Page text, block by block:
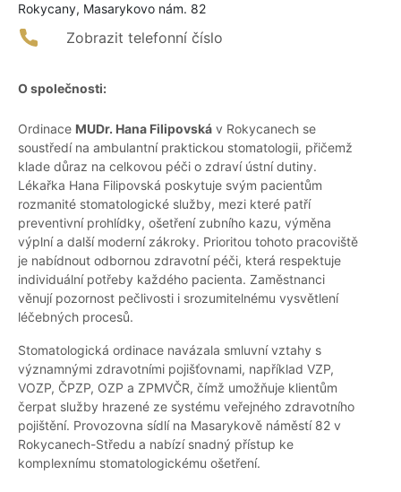
Rokycany, Masarykovo nám. 82
Zobrazit telefonní číslo
O společnosti:
Ordinace MUDr. Hana Filipovská v Rokycanech se
soustředí na ambulantní praktickou stomatologii, přičemž
klade důraz na celkovou péči o zdraví ústní dutiny.
Lékařka Hana Filipovská poskytuje svým pacientům
rozmanité stomatologické služby, mezi které patří
preventivní prohlídky, ošetření zubního kazu, výměna
výplní a další moderní zákroky. Prioritou tohoto pracoviště
je nabídnout odbornou zdravotní péči, která respektuje
individuální potřeby každého pacienta. Zaměstnanci
věnují pozornost pečlivosti i srozumitelnému vysvětlení
léčebných procesů.
Stomatologická ordinace navázala smluvní vztahy s
významnými zdravotními pojišťovnami, například VZP,
VOZP, ČPZP, OZP a ZPMVČR, čímž umožňuje klientům
čerpat služby hrazené ze systému veřejného zdravotního
pojištění. Provozovna sídlí na Masarykově náměstí 82 v
Rokycanech-Středu a nabízí snadný přístup ke
komplexnímu stomatologickému ošetření.